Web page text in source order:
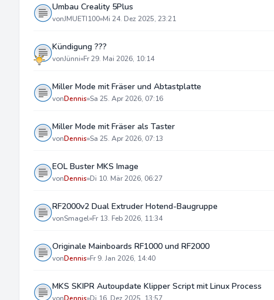
Umbau Creality 5Plus
vonJMUETI100»Mi 24. Dez 2025, 23:21
Kündigung ???
vonJünni»Fr 29. Mai 2026, 10:14
Miller Mode mit Fräser und Abtastplatte
vonDennis»Sa 25. Apr 2026, 07:16
Miller Mode mit Fräser als Taster
vonDennis»Sa 25. Apr 2026, 07:13
EOL Buster MKS Image
vonDennis»Di 10. Mär 2026, 06:27
RF2000v2 Dual Extruder Hotend-Baugruppe
vonSmagel»Fr 13. Feb 2026, 11:34
Originale Mainboards RF1000 und RF2000
vonDennis»Fr 9. Jan 2026, 14:40
MKS SKIPR Autoupdate Klipper Script mit Linux Process
vonDennis»Di 16. Dez 2025, 13:57